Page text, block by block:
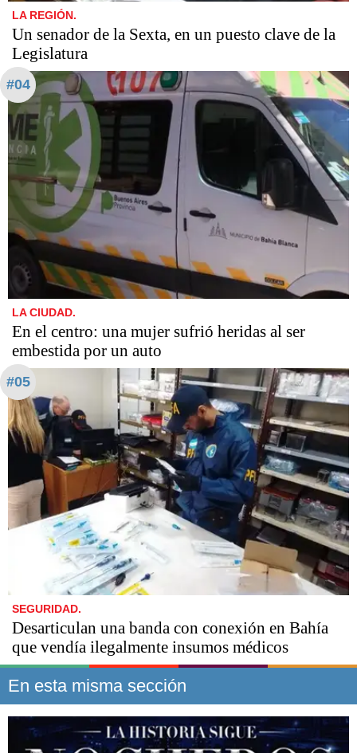
LA REGIÓN.
Un senador de la Sexta, en un puesto clave de la
Legislatura
#04
LA CIUDAD.
En el centro: una mujer sufrió heridas al ser
embestida por un auto
#05
SEGURIDAD.
Desarticulan una banda con conexión en Bahía
que vendía ilegalmente insumos médicos
En esta misma sección